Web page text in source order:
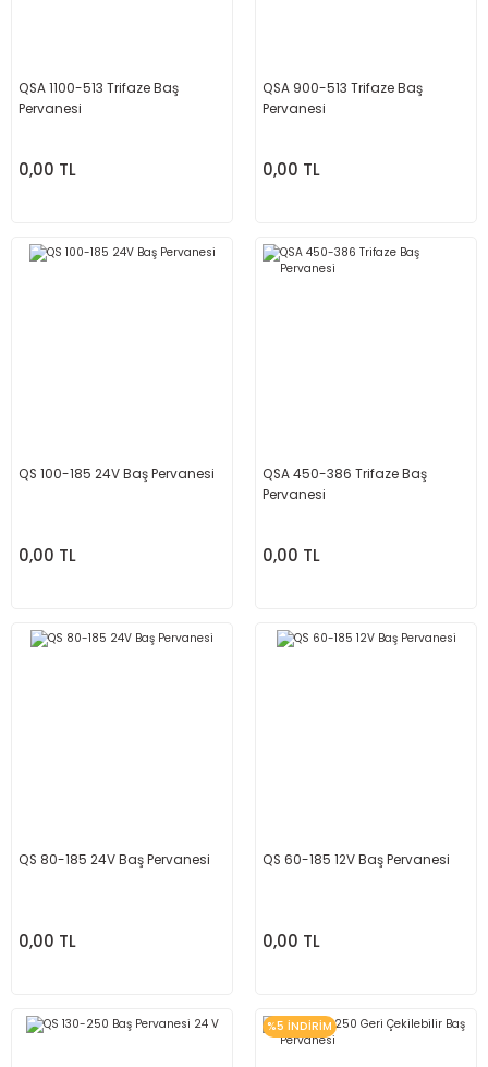
QSA 1100-513 Trifaze Baş
Pervanesi
0,00 TL
QSA 900-513 Trifaze Baş
Pervanesi
0,00 TL
QS 100-185 24V Baş Pervanesi
0,00 TL
QSA 450-386 Trifaze Baş
Pervanesi
0,00 TL
QS 80-185 24V Baş Pervanesi
0,00 TL
QS 60-185 12V Baş Pervanesi
0,00 TL
%5 İNDİRİM